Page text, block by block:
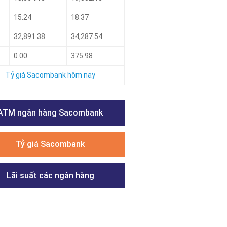
15.24 18.37
32,891.38 34,287.54
0.00 375.98
Tỷ giá Sacombank hôm nay
ngân hàng Sacombank
Tỷ giá Sacombank
Lãi suất các ngân hàng